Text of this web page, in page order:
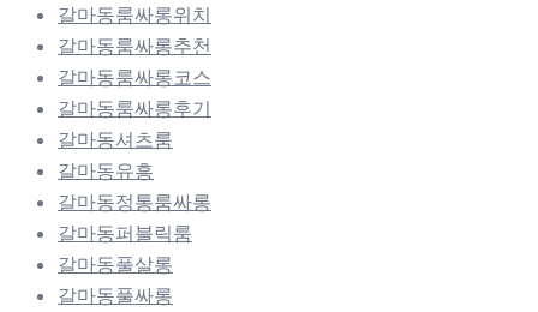
갈마동룸싸롱위치
갈마동룸싸롱추천
갈마동룸싸롱코스
갈마동룸싸롱후기
갈마동셔츠룸
갈마동유흥
갈마동정통룸싸롱
갈마동퍼블릭룸
갈마동풀살롱
갈마동풀싸롱